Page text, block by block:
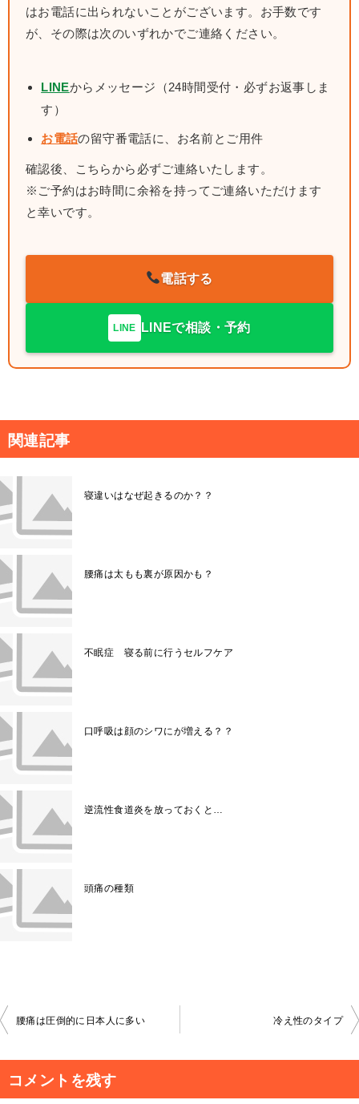
はお電話に出られないことがございます。お手数です
が、その際は次のいずれかでご連絡ください。
LINEからメッセージ（24時間受付・必ずお返事しま
す）
お電話の留守番電話に、お名前とご用件
確認後、こちらから必ずご連絡いたします。
※ご予約はお時間に余裕を持ってご連絡いただけます
と幸いです。
電話する
LINE LINEで相談・予約
関連記事
寝違いはなぜ起きるのか？？
腰痛は太もも裏が原因かも？
不眠症 寝る前に行うセルフケア
口呼吸は顔のシワにが増える？？
逆流性食道炎を放っておくと…
頭痛の種類
投
ビ
腰痛は圧倒的に日本人に多い 冷え性のタイプ
コメントを残す